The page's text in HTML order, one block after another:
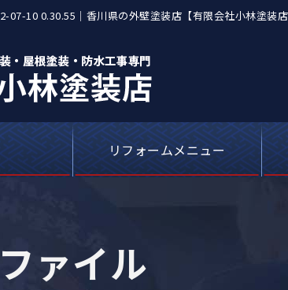
07-10 0.30.55｜香川県の外壁塗装店【有限会社小林塗装
リフォームメニュー
外
ァイル